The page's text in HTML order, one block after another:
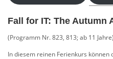
Fall for IT: The Autumn
(Programm Nr. 823, 813; ab 11 Jahre)
In diesem reinen Ferienkurs können